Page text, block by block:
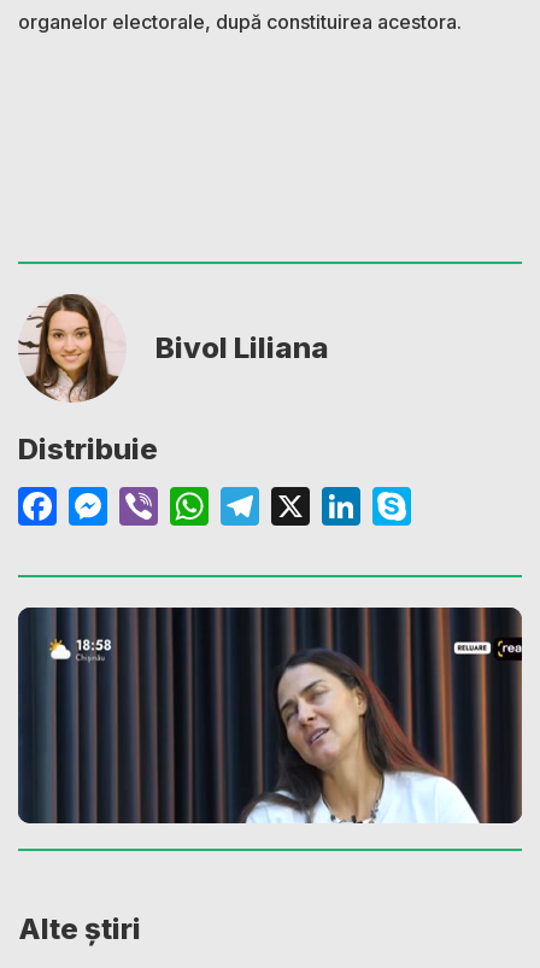
organelor electorale, după constituirea acestora.
Bivol Liliana
Distribuie
Facebook
Messenger
ViberWhatsApp
Telegram
X LinkedIn
Alte știri